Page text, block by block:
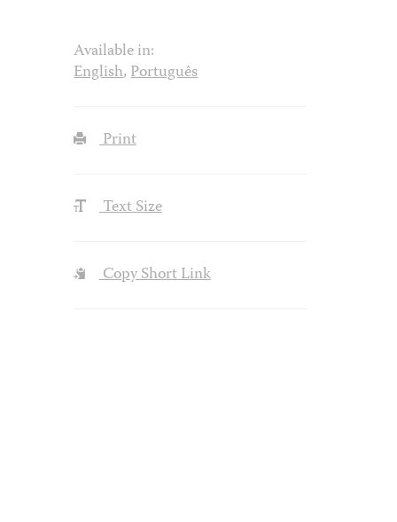
Available in:
English,Português
Print
Text Size
Copy Short Link